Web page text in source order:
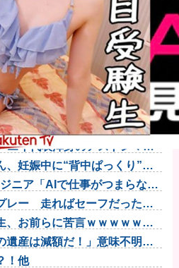
渡って2球団を即クビ→SNS更
ーにキウイ皮ごと入れよ。
女の末路ｗｗｗｗｗｗｗｗｗ
ぼバイオテロレベルのやらか
イ代表渾身のアストンマー
、妊娠中に“背中ぱっくり”ド
ニア「AIで仕事がつまらなく
レー 走ればセーフだったの
、お前らに苦言ｗｗｗｗｗｗ
遺産は減額だ！」意味不明な
！他